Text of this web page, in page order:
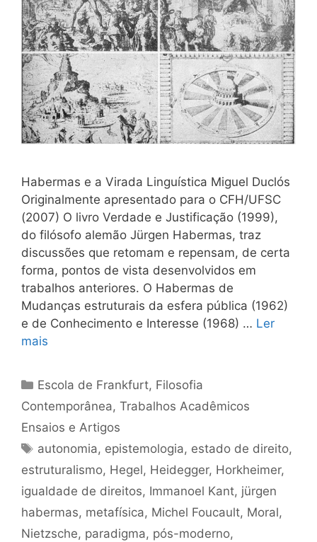
Habermas e a Virada Linguística Miguel Duclós
Originalmente apresentado para o CFH/UFSC
(2007) O livro Verdade e Justificação (1999),
do filósofo alemão Jürgen Habermas, traz
discussões que retomam e repensam, de certa
forma, pontos de vista desenvolvidos em
trabalhos anteriores. O Habermas de
Mudanças estruturais da esfera pública (1962)
e de Conhecimento e Interesse (1968) … Ler
mais
Categorias
Escola de Frankfurt, Filosofia
Contemporânea, Trabalhos Acadêmicos
Ensaios e Artigos
Tags
autonomia, epistemologia, estado de direito,
estruturalismo, Hegel, Heidegger, Horkheimer,
igualdade de direitos, Immanoel Kant, jürgen
habermas, metafísica, Michel Foucault, Moral,
Nietzsche, paradigma, pós-moderno,